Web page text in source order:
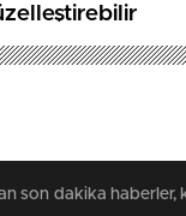
son dakika haberler,